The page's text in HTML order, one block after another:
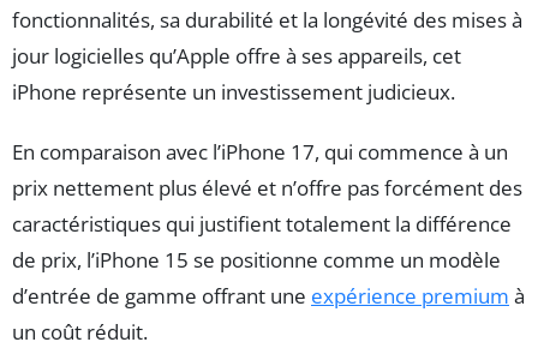
fonctionnalités, sa durabilité et la longévité des mises à
jour logicielles qu’Apple offre à ses appareils, cet
iPhone représente un investissement judicieux.
En comparaison avec l’iPhone 17, qui commence à un
prix nettement plus élevé et n’offre pas forcément des
caractéristiques qui justifient totalement la différence
de prix, l’iPhone 15 se positionne comme un modèle
d’entrée de gamme offrant une expérience premium à
un coût réduit.